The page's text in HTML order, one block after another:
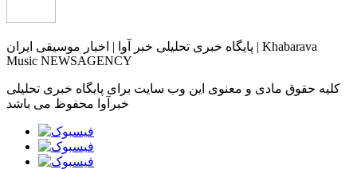
پایگاه خبری تحلیلی خبر آوا | اخبار موسیقی ایران | Khabarava
Music NEWSAGENCY
کلیه حقوق مادی و معنوی این وب سایت برای پایگاه خبری تحلیلی
خبرآوا محفوظ می باشد